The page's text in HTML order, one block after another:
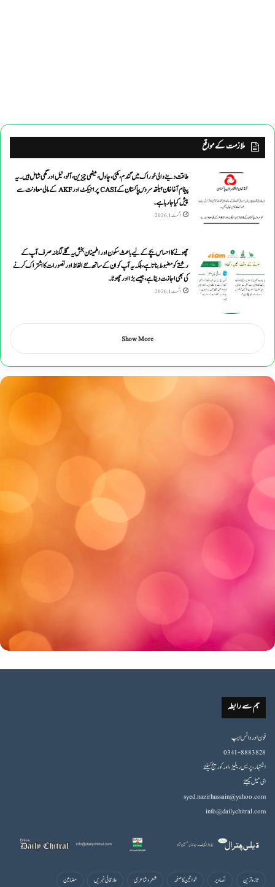
ملازمت کے مواقع
طاقت دینے والی خوراک میں گندم ،مکئی ،چاول،میٹھی چیزین ،آلو،تیل اورگھی شامل ہیں۔یہ
پیغام آغاخان ہیلتھ سروس پاکستان کے CASI پراجیکٹ اور AKF کے مالی معاونت سے
پیش کیاجارہاہے۔
اگست 1, 2026
چھونے کا احساس بچے کے لیے باعث سکون اور اطمینان بخش یہ گلے لگنا نہ صرف آپ کے
رشتے کو مضبوط بناتا ہے، بلکہ یہ آپ کو ان کے ساتھ نئے الفاظ اور تصورات کا اشتراک کرنے
کی بھی اجازت دیتا ہے ، جیسے بڑا اور چھوٹا۔
اگست 1, 2026
Show More
ہم سے رابطہ
فون اورواٹس ایپ
0341-8883828
اشتہار،پریس ریلیز، اور کوریج کیلئے
ای میل کیجئے
syed.nazirhussain@yahoo.com
info@dailychitral.com
تازہ ترین تصاویر خواتین کا صفحہ شعروشاعری علاقائی خبریں
مضامین